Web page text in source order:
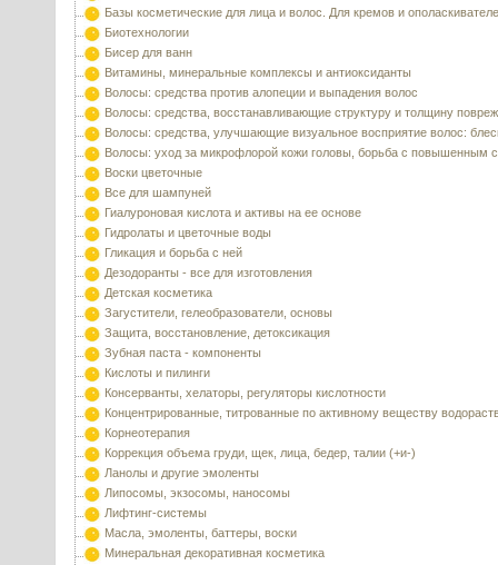
Базы косметические для лица и волос. Для кремов и
Биотехнологии
Бисер для ванн
Витамины, минеральные комплексы и антиоксиданты
Волосы: средства против алопеции и выпадения волос
Волосы: средства, восстанавливающие структуру и толщину
Волосы: средства, улучшающие визуальное восприятие волос:
Волосы: уход за микрофлорой кожи головы, борьба с повышенным
Воски цветочные
Все для шампуней
Гиалуроновая кислота и активы на ее основе
Гидролаты и цветочные воды
Гликация и борьба с ней
Дезодоранты - все для изготовления
Детская косметика
Загустители, гелеобразователи, основы
Защита, восстановление, детоксикация
Зубная паста - компоненты
Кислоты и пилинги
Консерванты, хелаторы, регуляторы кислотности
Концентрированные, титрованные по активному веществу
Корнеотерапия
Коррекция объема груди, щек, лица, бедер, талии (+и-)
Ланолы и другие эмоленты
Липосомы, экзосомы, наносомы
Лифтинг-системы
Масла, эмоленты, баттеры, воски
Минеральная декоративная косметика